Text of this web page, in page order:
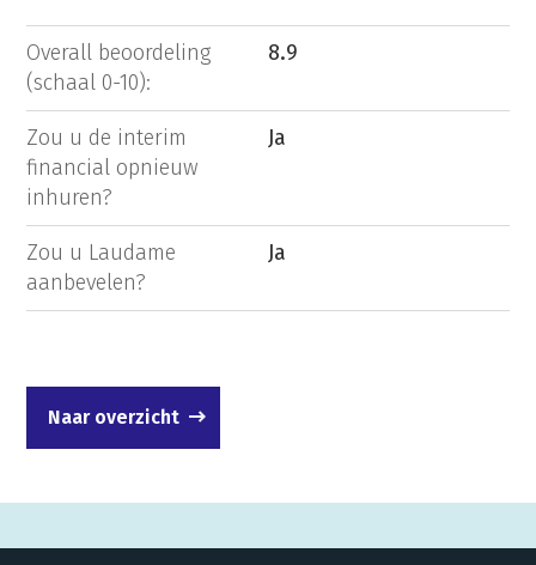
Overall beoordeling
(schaal 0-10):
8.9
Zou u de interim
financial opnieuw
inhuren?
Ja
Zou u Laudame
aanbevelen?
Ja
Naar overzicht